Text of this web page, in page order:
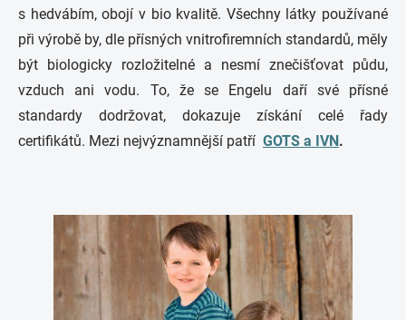
s hedvábím, obojí v bio kvalitě. Všechny látky používané
při výrobě by, dle přísných vnitrofiremních standardů, měly
být biologicky rozložitelné a nesmí znečišťovat půdu,
vzduch ani vodu. To, že se Engelu daří své přísné
standardy dodržovat, dokazuje získání celé řady
certifikátů. Mezi nejvýznamnější patří GOTS a IVN .